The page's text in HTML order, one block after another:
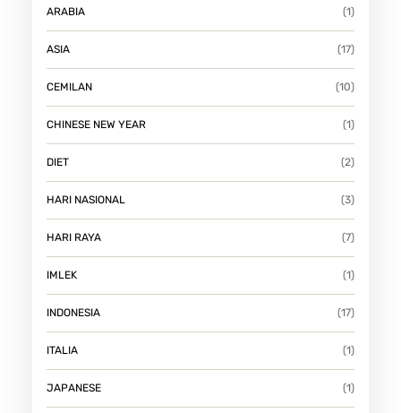
ARABIA (1)
ASIA (17)
CEMILAN (10)
CHINESE NEW YEAR (1)
DIET (2)
HARI NASIONAL (3)
HARI RAYA (7)
IMLEK (1)
INDONESIA (17)
ITALIA (1)
JAPANESE (1)